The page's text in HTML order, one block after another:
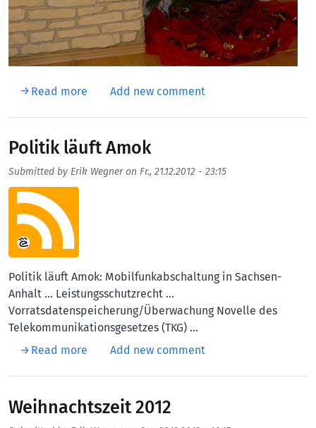
Read more about Fröhliche Weihnachten
Add new comment
Politik läuft Amok
Submitted by Erik Wegneron Fr., 21.12.2012 - 23:15
Aufmacherbild
Politik läuft Amok: Mobilfunkabschaltung in Sachsen-
Anhalt … Leistungsschutzrecht …
Vorratsdatenspeicherung/Überwachung Novelle des
Telekommunikationsgesetzes (TKG) …
Read more about Politik läuft Amok
Add new comment
Weihnachtszeit 2012